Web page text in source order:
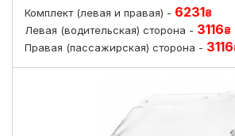
Комплект (левая и правая) - 6231₴
Левая (водительская) сторона - 3116₴
Правая (пассажирская) сторона - 3116